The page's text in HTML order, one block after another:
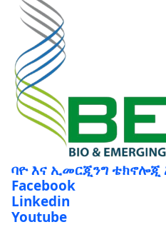
ባዮ እና ኢመርጂንግ ቴክኖሎጂ
Facebook
Linkedin
Youtube